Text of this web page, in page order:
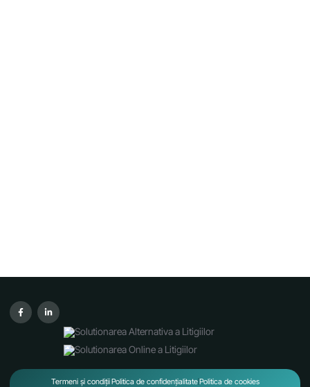
Termeni și condițiiPolitica de confidențialitatePolitica de cookies